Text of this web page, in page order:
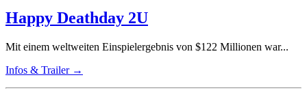
Happy Deathday 2U
Mit einem weltweiten Einspielergebnis von $122 Millionen war...
Infos & Trailer →